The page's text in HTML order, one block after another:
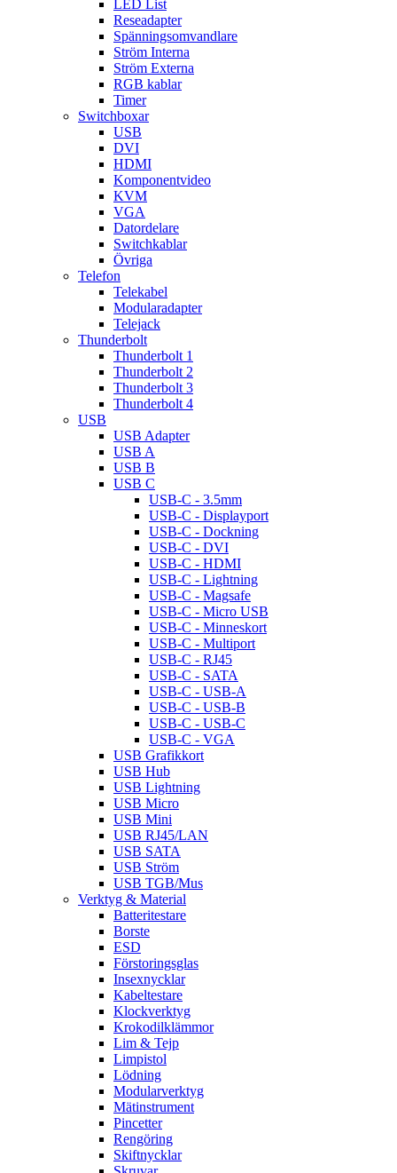
LED List
Reseadapter
Spänningsomvandlare
Ström Interna
Ström Externa
RGB kablar
Timer
Switchboxar
USB
DVI
HDMI
Komponentvideo
KVM
VGA
Datordelare
Switchkablar
Övriga
Telefon
Telekabel
Modularadapter
Telejack
Thunderbolt
Thunderbolt 1
Thunderbolt 2
Thunderbolt 3
Thunderbolt 4
USB
USB Adapter
USB A
USB B
USB C
USB-C - 3.5mm
USB-C - Displayport
USB-C - Dockning
USB-C - DVI
USB-C - HDMI
USB-C - Lightning
USB-C - Magsafe
USB-C - Micro USB
USB-C - Minneskort
USB-C - Multiport
USB-C - RJ45
USB-C - SATA
USB-C - USB-A
USB-C - USB-B
USB-C - USB-C
USB-C - VGA
USB Grafikkort
USB Hub
USB Lightning
USB Micro
USB Mini
USB RJ45/LAN
USB SATA
USB Ström
USB TGB/Mus
Verktyg & Material
Batteritestare
Borste
ESD
Förstoringsglas
Insexnycklar
Kabeltestare
Klockverktyg
Krokodilklämmor
Lim & Tejp
Limpistol
Lödning
Modularverktyg
Mätinstrument
Pincetter
Rengöring
Skiftnycklar